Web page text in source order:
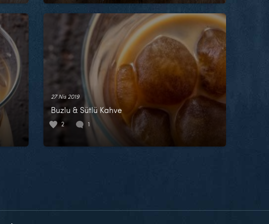
27 Nis 2019
Buzlu & Sütlü Kahve
2 1